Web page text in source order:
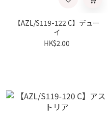
【AZL/S119-122 C】デュー
イ
HK$2.00